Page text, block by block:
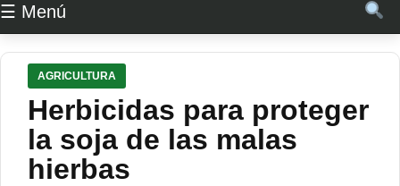
☰ Menú
AGRICULTURA
Herbicidas para proteger
la soja de las malas
hierbas